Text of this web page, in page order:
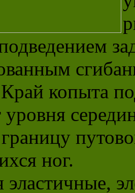
Край копыта
уровня
ног.